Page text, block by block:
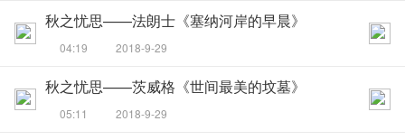
秋之忧思——法朗士《塞纳河岸的早晨》
04:19 2018-9-29
秋之忧思——茨威格《世间最美的坟墓》
05:11 2018-9-29